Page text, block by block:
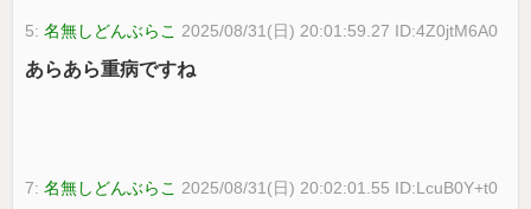
5:名無しどんぶらこ 2025/08/31(日) 20:01:59.27 ID:4Z0jtM6A0
あらあら重病ですね
7:名無しどんぶらこ 2025/08/31(日) 20:02:01.55 ID:LcuB0Y+t0